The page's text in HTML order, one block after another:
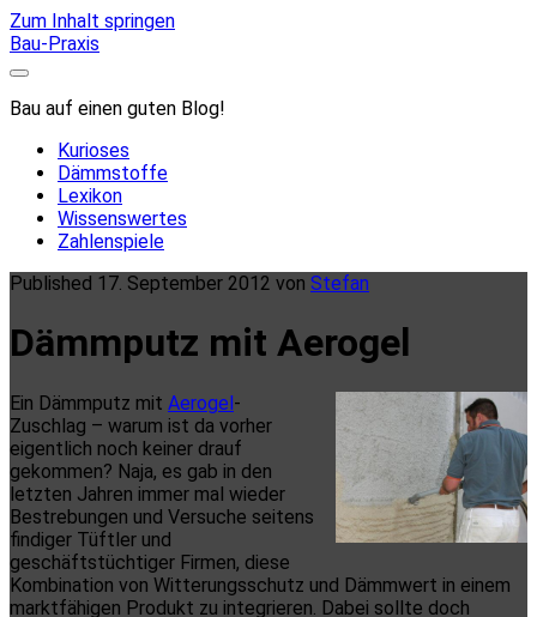
Zum Inhalt springen
Bau-Praxis
Bau auf einen guten Blog!
Kurioses
Dämmstoffe
Lexikon
Wissenswertes
Zahlenspiele
Published 17. September 2012 von Stefan
Dämmputz mit Aerogel
Ein Dämmputz mit Aerogel-
Zuschlag – warum ist da vorher
eigentlich noch keiner drauf
gekommen? Naja, es gab in den
letzten Jahren immer mal wieder
Bestrebungen und Versuche seitens
findiger Tüftler und
geschäftstüchtiger Firmen, diese
Kombination von Witterungsschutz und Dämmwert in einem
marktfähigen Produkt zu integrieren. Dabei sollte doch